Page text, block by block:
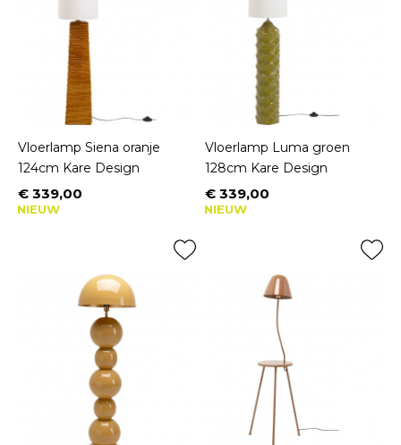
Vloerlamp Siena oranje
124cm Kare Design
Prijs
€ 339,00
NIEUW
Vloerlamp Luma groen
128cm Kare Design
Prijs
€ 339,00
NIEUW